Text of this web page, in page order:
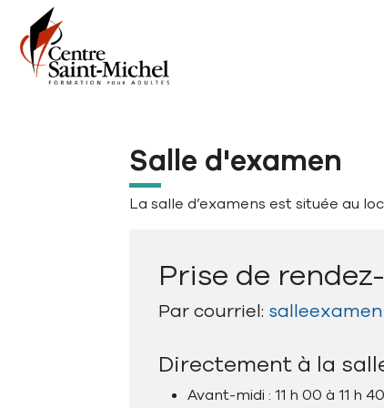
Aller à la navigation principale
Aller au contenu principal
Passer au pied de page
Salle d'examen
La salle d’examens est située au
Prise de
Par courriel:
Directement à la
Avant-midi : 11 h 00 à 11 h